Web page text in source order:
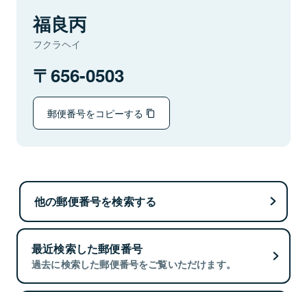
福良丙
フクラヘイ
656-0503
郵便番号をコピーする
他の郵便番号を検索する
最近検索した郵便番号
過去に検索した郵便番号をご覧いただけます。